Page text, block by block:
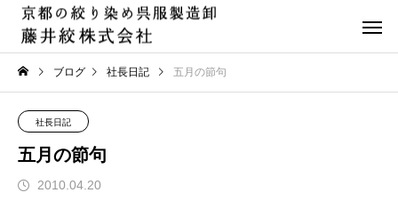
ブログ 社長日記 五月の節句
社長日記
五月の節句
2010.04.20